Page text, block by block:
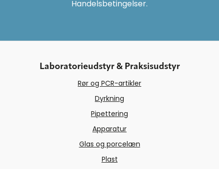
Handelsbetingelser.
Laboratorieudstyr & Praksisudstyr
Rør og PCR-artikler
Dyrkning
Pipettering
Apparatur
Glas og porcelæn
Plast